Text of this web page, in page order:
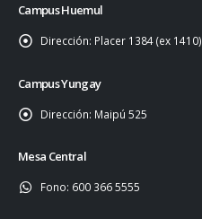
Campus Huemul
Dirección: Placer 1384 (ex 1410)
Campus Yungay
Dirección: Maipú 525
Mesa Central
Fono: 600 366 5555